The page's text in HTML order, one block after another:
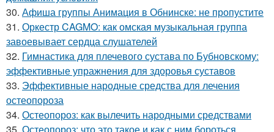
30. Афиша группы Анимация в Обнинске: не пропустите
31. Оркестр CAGMO: как омская музыкальная группа
завоевывает сердца слушателей
32. Гимнастика для плечевого сустава по Бубновскому:
эффективные упражнения для здоровья суставов
33. Эффективные народные средства для лечения
остеопороза
34. Остеопороз: как вылечить народными средствами